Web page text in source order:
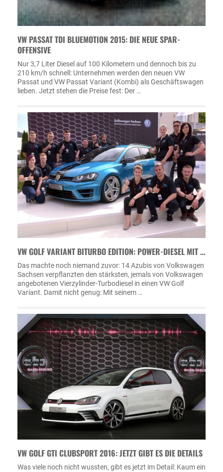
VW PASSAT TDI BLUEMOTION 2015: DIE NEUE SPAR-
OFFENSIVE
Nur 3,7 Liter Diesel auf 100 Kilometern und dennoch bis zu
210 km/h schnell: Unternehmen werden den neuen VW
Passat und VW Passat Variant (Kombi) als Geschäftswagen
lieben. Jetzt stehen die Preise fest: Der …
VW GOLF VARIANT BITURBO EDITION: POWER-DIESEL MIT …
Das machte noch niemand zuvor: 14 Azubis von Volkswagen
Sachsen verpflanzten den stärksten, jemals von Volkswagen
angebotenen Vierzylinder-Turbodiesel in einen VW Golf
Variant. Damit nicht genug: Mit seinem …
VW GOLF GTI CLUBSPORT 2016: JETZT GIBT ES DIE DETAILS
Was viele noch nicht wussten, gibt es jetzt im Detail: Kaum ein